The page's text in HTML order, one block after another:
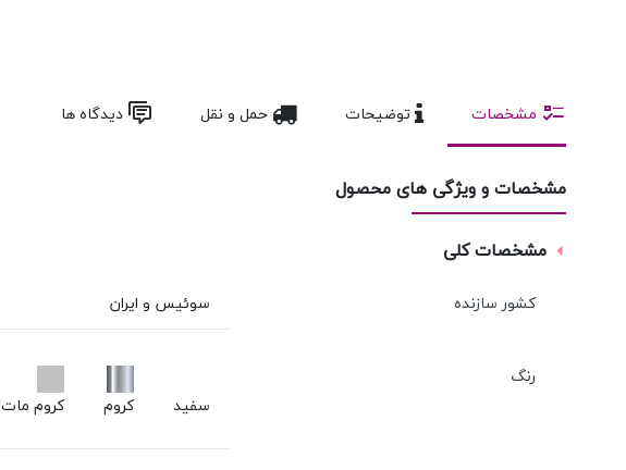
مشخصات توضیحات حمل و نقل دیدگاه ها
مشخصات و ویژگی های محصول
مشخصات کلی
کشور سازنده سوئیس و ایران
رنگ
سفید
کروم کروم مات